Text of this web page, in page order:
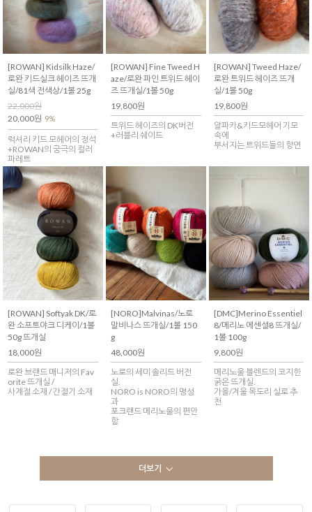
[ROWAN] Kidsilk Haze/
로완 키드실크 헤이즈 뜨개
실/81색 전색상/1볼 25g
22,000원
20,000원 9%
럭셔리 키드 모헤어의 정석
+ROWAN의 궁극의 컬러
파레트
[ROWAN] Fine Tweed H
aze/로완 파인 트위드 헤이
즈 뜨개실/1볼 50g
19,800원
트위드 헤이즈의 DK버전
+러블리 쉐이드
[ROWAN] Tweed Haze/
로완 트위드 헤이즈 뜨개
실/1볼 50g
19,800원
알파카&키드모헤어 기모
속에
부서지는 트위드들의 향연
[ROWAN] Softyak DK/로
완 소프트야크 디케이/1볼
50g 뜨개실
18,000원
로완 브랜드 매니저의 Fav
orite 뜨개실 /
사계절 소재 / 간절기 소재
[NORO]Malvinas/노로
말비나스 뜨개실/1볼 150
g
48,000원
노로의 세미 솔리드 버전
실.
NORO is NORO의 명성
과
포크랜드 메리노울의 편안
함
[DMC]Merino Essentiel
8/메리노 에센셜8 뜨개실/
1볼 100g
9,800원
메리노울 블렌드의 코지한
굵은 뜨개실.
가을/겨울 목도리 실로 추
천
더보기